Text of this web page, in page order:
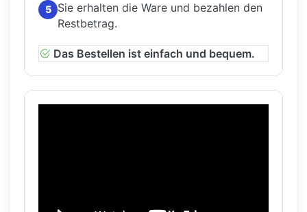
5
Sie erhalten die Ware und bezahlen den
Restbetrag.
Das Bestellen ist einfach und bequem.